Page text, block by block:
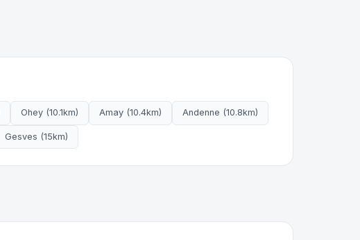
Ohey (10.1km) Amay (10.4km) Andenne (10.8km)
Gesves (15km)